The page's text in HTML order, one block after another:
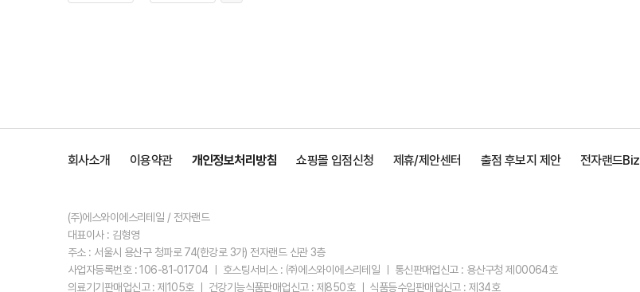
회사소개 이용약관 개인정보처리방침 쇼핑몰 입점신청 제휴/제안센터 출점 후보지 제안 전자랜드Biz
(주)에스와이에스리테일 / 전자랜드
대표이사 : 김형영
주소 : 서울시 용산구 청파로 74(한강로 3가) 전자랜드 신관 3층
사업자등록번호 : 106-81-01704 ㅣ 호스팅서비스 : ㈜에스와이에스리테일 ㅣ 통신판매업신고 : 용산구청 제00064호
의료기기판매업신고 : 제105호 ㅣ 건강기능식품판매업신고 : 제850호 ㅣ 식품등수입판매업신고 : 제34호